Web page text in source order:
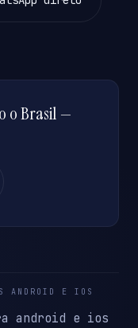
o Brasil —
ANDROID E IOS
android e ios